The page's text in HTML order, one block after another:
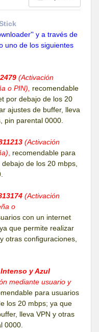
y a través de
uno de los siguientes
(Activación
o PIN), recomendable
por debajo de los 20
ajustes de buffer, lleva
pin parental 0000.
(Activación
recomendable para
de los 20 mbps,
(Activación
o
con un internet
que permite realizar
otras configuraciones,
y Azul
mediante usuario y
para usuarios
los 20 mbps; ya que
lleva VPN y otras
0000.